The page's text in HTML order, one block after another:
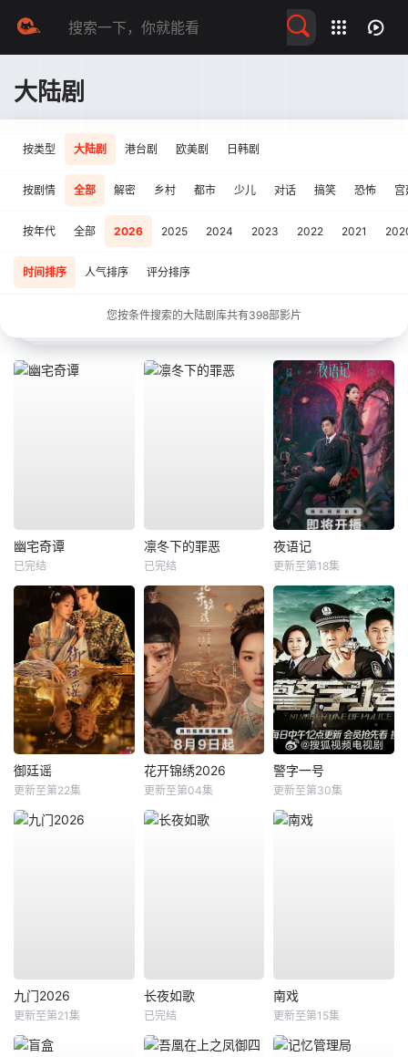
大陆剧
按类型 大陆剧 港台剧 欧美剧 日韩剧
按剧情 全部 解密 乡村 都市 少儿 对话 搞笑 恐怖 宫
按年代 全部 2026 2025 2024 2023 2022 2021
时间排序 人气排序 评分排序
您按条件搜索的大陆剧库共有398部影片
幽宅奇谭
已完结
凛冬下的罪恶
已完结
夜语记
更新至第18集
御廷谣
更新至第22集
花开锦绣2026
更新至第04集
警字一号
更新至第30集
九门2026
更新至第21集
长夜如歌
已完结
南戏
更新至第15集